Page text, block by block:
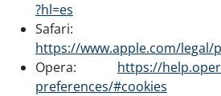
?hl=es
Safari:
https://www.apple.com/legal/
Opera: https://
preferences/#cookies